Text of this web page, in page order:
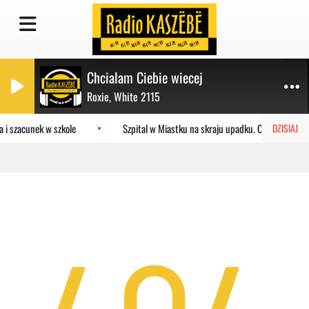
Chcialam Ciebie wiecej
Roxie, White 2115
DZISIAJ
szacunek w szkole Szpital w Miastku na skraju upadku. Co czeka